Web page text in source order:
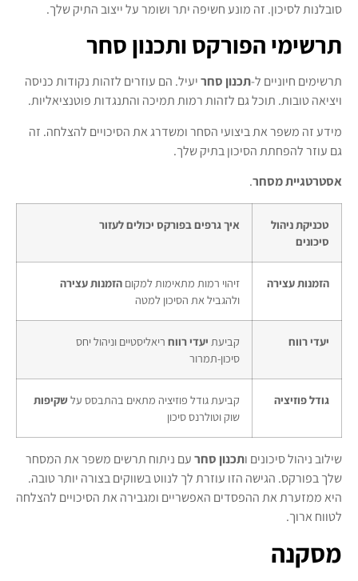
סובלנות לסיכון. זה מונע חשיפה יתר ושומר על ייצוב התיק שלך.
תרשימי הפורקס ותכנון סחר
תרשימים חיוניים ל-תכנון סחריעיל. הם עוזרים לזהות נקודות כניסה
ויציאה טובות. תוכל גם לזהות רמות תמיכה והתנגדות פוטנציאליות.
מידע זה משפר את ביצועי הסחר ומשדרג את הסיכויים להצלחה. זה
גם עוזר להפחתת הסיכון בתיק שלך.
אסטרטגיית מסחר.
טכניקת ניהול
סיכונים
איך גרפים בפורקס יכולים לעזור
הזמנות עצירה זיהוי רמות מתאימות למקום הזמנות עצירה
ולהגביל את הסיכון למטה
יעדי רווח קביעת יעדי רווח ריאליסטיים וניהול יחס
סיכון-תמרור
גודל פוזיציה קביעת גודל פוזיציה מתאים בהתבסס עלשקיפות
שוק וטולרנס סיכון
שילוב ניהול סיכונים ותכנון סחרעם ניתוח תרשים משפר את המסחר
שלך בפורקס. הגישה הזו עוזרת לך לנווט בשווקים בצורה יותר טובה.
היא ממזערת את ההפסדים האפשריים ומגבירה את הסיכויים להצלחה
לטווח ארוך.
מסקנה